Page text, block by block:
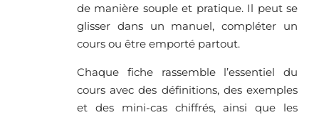
de manière souple et pratique. Il peut se
glisser dans un manuel, compléter un
cours ou être emporté partout.
Chaque fiche rassemble l’essentiel du
cours avec des définitions, des exemples
et des mini-cas chiffrés, ainsi que les